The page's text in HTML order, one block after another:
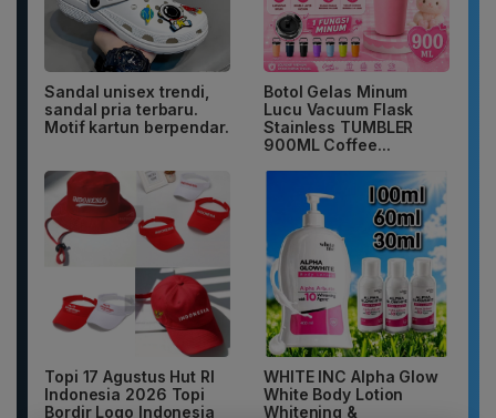
Sandal unisex trendi,
sandal pria terbaru.
Motif kartun berpendar.
Botol Gelas Minum
Lucu Vacuum Flask
Stainless TUMBLER
900ML Coffee...
Topi 17 Agustus Hut RI
Indonesia 2026 Topi
Bordir Logo Indonesia
WHITE INC Alpha Glow
White Body Lotion
Whitening &